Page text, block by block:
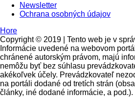
Newsletter
Ochrana osobných údajov
Hore
Copyright © 2019 | Tento web je v
Informácie uvedené na webovom
chránené autorským právom, majú
nemôžu byť bez súhlasu
akékoľvek účely. Prevádzkovateľ
na portáli dodané od tretích strán
články, iné dodané informácie, a pod.).